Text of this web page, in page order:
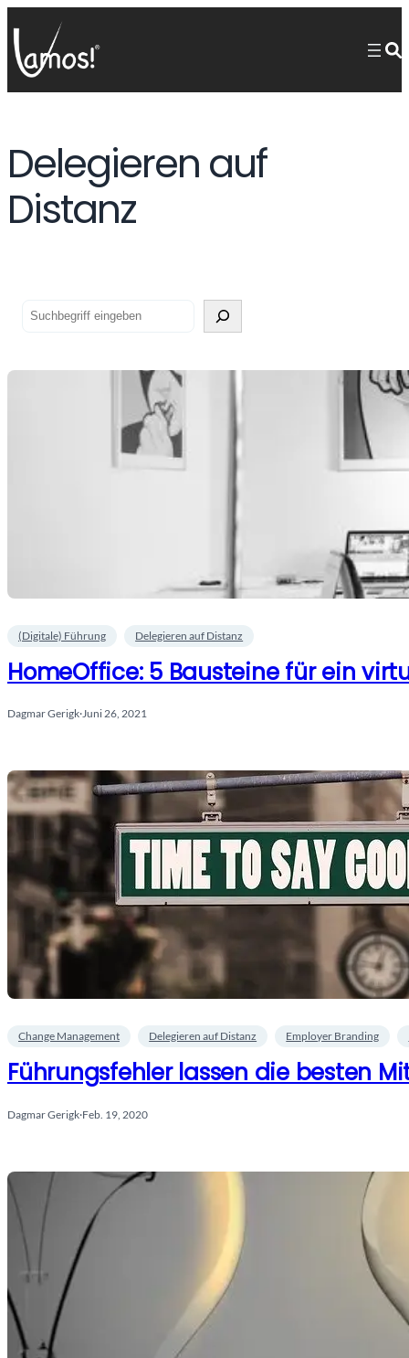
Delegieren auf
Distanz
Suchen
(Digitale) Führung Delegieren auf Distanz
HomeOffice: 5 Bausteine für ein
Dagmar Gerigk·Juni 26, 2021
Change Management Delegieren auf Distanz Employer Branding
Führungsfehler lassen die besten
Dagmar Gerigk·Feb. 19, 2020